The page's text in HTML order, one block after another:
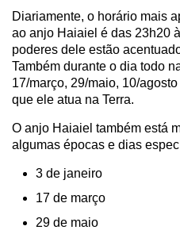
Diariamente, o horário mais
ao anjo Haiaiel é das 23h20
poderes dele estão
Também durante o dia todo
17/março, 29/maio, 10/
que ele atua na Terra.
O anjo Haiaiel também está
algumas épocas e dias
3 de janeiro
17 de março
29 de maio